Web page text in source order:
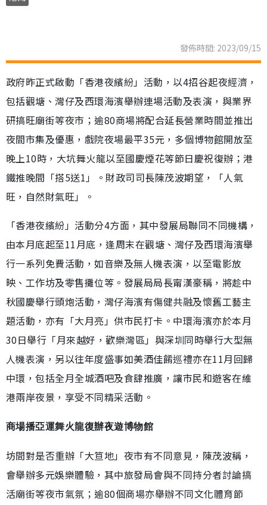
發佈時間: 2023/09/15
政府昨正式啟動「香港夜繽紛」活動，以4招谷起夜經濟，
包括觀塘、灣仔及西環海濱舉辦連場活動及表演，與業界
研搞旺廟街等夜市；逾80商場將配合延長營業時間並推出
夜間市集及優惠，戲院夜場最平35元，多個博物館開放至
晚上10時，大坑舞火龍以至國慶煙花等節日慶祝復辦；港
鐵推晚間「搭5送1」。財政司司長陳茂波期望，「人氣
旺，自然財氣旺」。
「香港夜繽紛」活動分4方面，其中發展局聯同不同機構，
由本月底起至11月底，逢周末在觀塘、灣仔及西環海濱舉
行一系列免費活動，如音樂及無人機表演，以至電影放
映、工作坊及零售攤位等。發展局局長甯漢豪稱，將趁中
秋國慶舉行頭炮活動，灣仔海濱有傷健共融及懷舊工藝主
題活動，亦有「大月亮」供市民打卡。中環海濱亦於本月
30日舉行「月來越好，歡樂灣區」與深圳同時舉行大型無
人機表演，另以往年度盛事如美酒佳餚巡禮亦在11月回歸
中環，包括全月全城酒吧及食肆推廣，讓市民和遊客在維
港兩岸夜景，享受不同精采活動。
商場播亞運舞火龍復辦夜遊博物館
坊間對是否重辦「大笪地」夜市有不同意見，陳茂波稱，
會舉辦多元娛樂體驗，其中旅發局會與不同持分者討論搞
活廟街等夜市氣氛；逾80個商場亦舉辦不同文化體育節